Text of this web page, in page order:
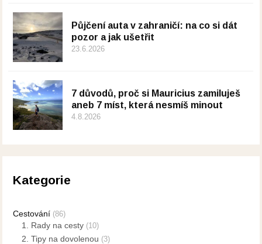
Půjčení auta v zahraničí: na co si dát
pozor a jak ušetřit
23.6.2026
7 důvodů, proč si Mauricius zamiluješ
aneb 7 míst, která nesmíš minout
4.8.2026
Kategorie
Cestování (86)
1. Rady na cesty (10)
2. Tipy na dovolenou (3)